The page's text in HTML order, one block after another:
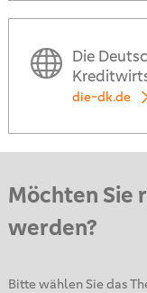
Die
die-dk.de
Möchten Sie
werden?
Bitte wählen Sie das